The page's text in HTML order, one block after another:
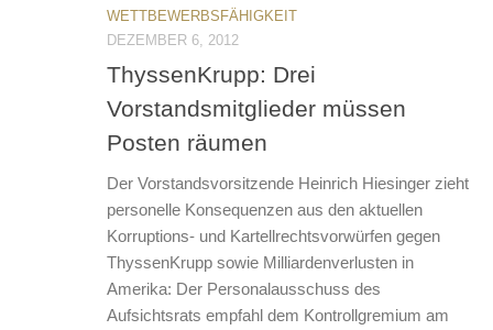
WETTBEWERBSFÄHIGKEIT
DEZEMBER 6, 2012
ThyssenKrupp: Drei
Vorstandsmitglieder müssen
Posten räumen
Der Vorstandsvorsitzende Heinrich Hiesinger zieht
personelle Konsequenzen aus den aktuellen
Korruptions- und Kartellrechtsvorwürfen gegen
ThyssenKrupp sowie Milliardenverlusten in
Amerika: Der Personalausschuss des
Aufsichtsrats empfahl dem Kontrollgremium am